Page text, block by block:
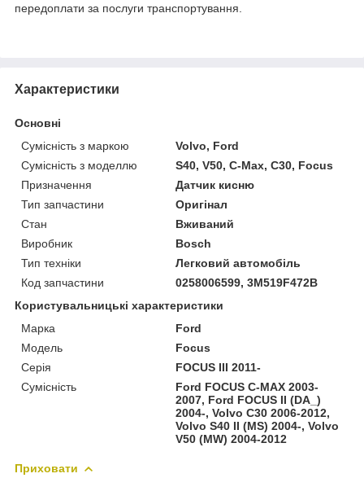
передоплати за послуги транспортування.
Характеристики
Основні
Сумісність з маркою
Volvo, Ford
Сумісність з моделлю
S40, V50, C-Max, C30, Focus
Призначення
Датчик кисню
Тип запчастини
Оригінал
Стан
Вживаний
Виробник
Bosch
Тип техніки
Легковий автомобіль
Код запчастини
0258006599, 3M519F472B
Користувальницькі характеристики
Марка
Ford
Модель
Focus
Серія
FOCUS III 2011-
Сумісність
Ford FOCUS C-MAX 2003-
2007, Ford FOCUS II (DA_)
2004-, Volvo C30 2006-2012,
Volvo S40 II (MS) 2004-, Volvo
V50 (MW) 2004-2012
Приховати